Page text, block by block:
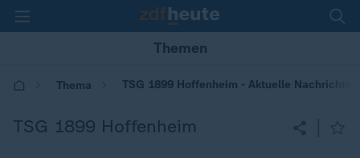
Themen
Thema TSG 1899 Hoffenheim - Aktuelle
TSG 1899 Hoffenheim